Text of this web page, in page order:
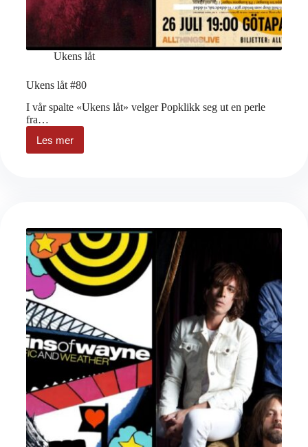
Ukens låt
Ukens låt #80
I vår spalte «Ukens låt» velger Popklikk seg ut en perle
fra…
Les mer
Ukens
låt